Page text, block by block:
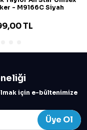
- M9166C Siyah
TL
için e-bültenimize
Üye Ol